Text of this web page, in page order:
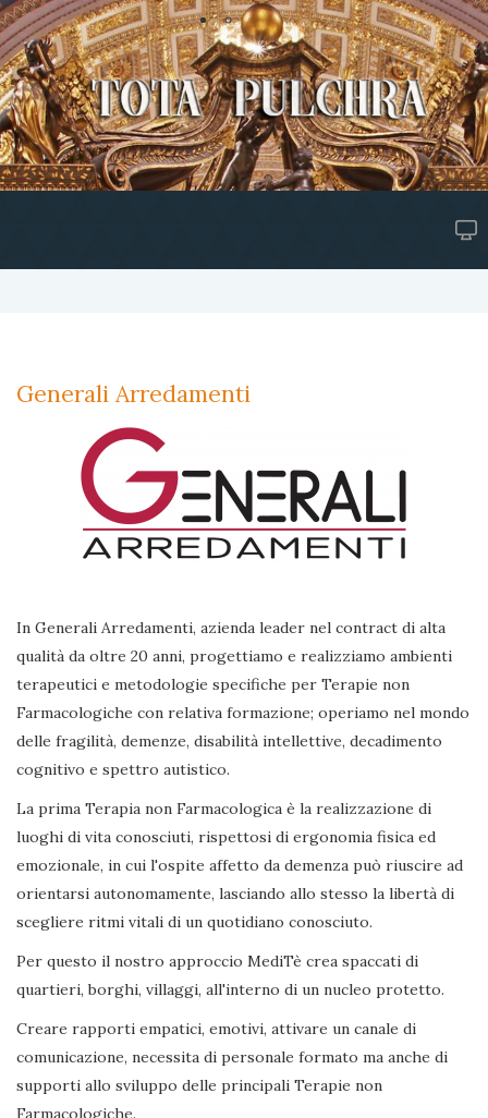
Generali Arredamenti
In Generali Arredamenti, azienda leader nel contract di alta
qualità da oltre 20 anni, progettiamo e realizziamo ambienti
terapeutici e metodologie specifiche per Terapie non
Farmacologiche con relativa formazione; operiamo nel mondo
delle fragilità, demenze, disabilità intellettive, decadimento
cognitivo e spettro autistico.
La prima Terapia non Farmacologica è la realizzazione di
luoghi di vita conosciuti, rispettosi di ergonomia fisica ed
emozionale, in cui l'ospite affetto da demenza può riuscire ad
orientarsi autonomamente, lasciando allo stesso la libertà di
scegliere ritmi vitali di un quotidiano conosciuto.
Per questo il nostro approccio MediTè crea spaccati di
quartieri, borghi, villaggi, all'interno di un nucleo protetto.
Creare rapporti empatici, emotivi, attivare un canale di
comunicazione, necessita di personale formato ma anche di
supporti allo sviluppo delle principali Terapie non